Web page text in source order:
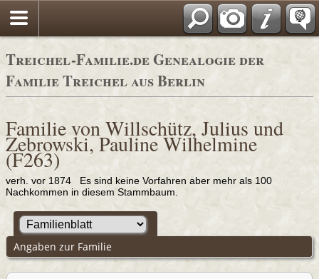
Adressbücher
Treichel-Familie.de Genealogie der
Familie Treichel aus Berlin
Familie von Willschütz, Julius und
Zebrowski, Pauline Wilhelmine
(F263)
verh. vor 1874 Es sind keine Vorfahren aber mehr als 100
Nachkommen in diesem Stammbaum.
Angaben zur Familie